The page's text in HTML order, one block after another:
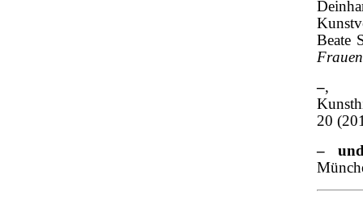
Beate
–,
20
–